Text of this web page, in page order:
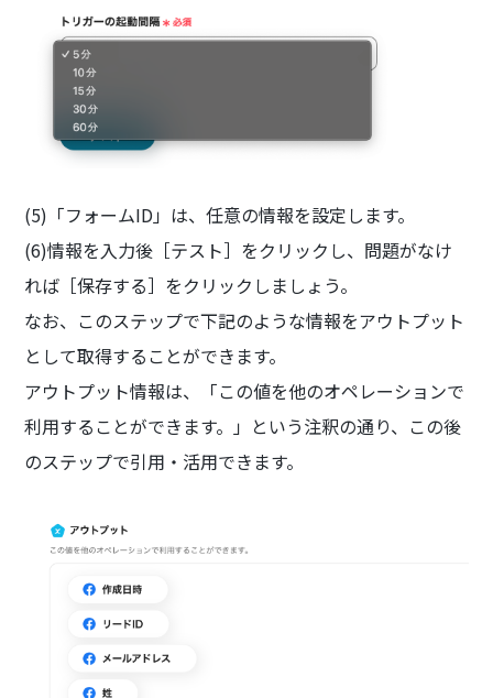
(5)「フォームID」は、任意の情報を設定します。
(6)情報を入力後［テスト］をクリックし、問題がなけ
れば［保存する］をクリックしましょう。
なお、このステップで下記のような情報をアウトプット
として取得することができます。
アウトプット情報は、「この値を他のオペレーションで
利用することができます。」という注釈の通り、この後
のステップで引用・活用できます。